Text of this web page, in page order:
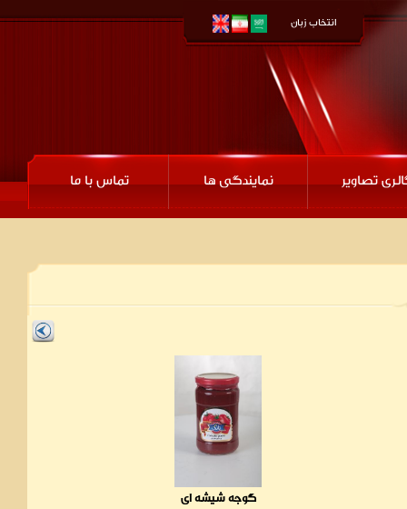
انتخاب زبان
تصاویر نمایندگی ها تماس با ما
گوجه شیشه ای